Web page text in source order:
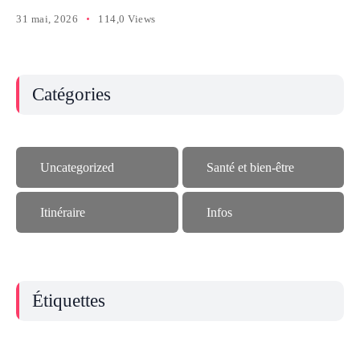
31 mai, 2026 114,0 Views
Catégories
Uncategorized Santé et bien-être
Itinéraire Infos
Étiquettes